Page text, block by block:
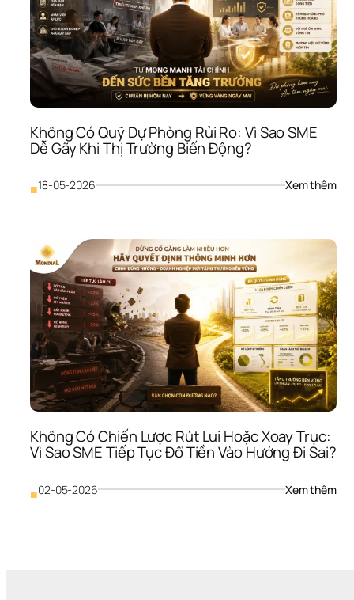
Không Có Quỹ Dự Phòng Rủi Ro: Vì Sao SME
Dễ Gãy Khi Thị Trường Biến Động?
■18-05-2026 Xem thêm:
Dự
Rủi
Ro:
Vì
Dễ
Khi
Thị
Không Có Chiến Lược Rút Lui Hoặc Xoay Trục:
Vì Sao SME Tiếp Tục Đổ Tiền Vào Hướng Đi Sai?
■02-05-2026 Xem thêm: